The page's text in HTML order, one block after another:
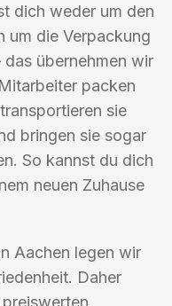
dich weder um den
um die Verpackung
übernehmen wir
packen
sie
bringen sie sogar
So kannst du dich
neuen Zuhause
Aachen legen wir
Daher